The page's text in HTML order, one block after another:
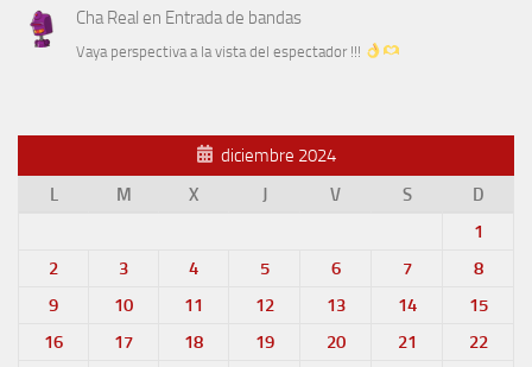
Cha Real en Entrada de bandas
Vaya perspectiva a la vista del espectador !!!
diciembre 2024
L
M X J V S
D
1
2
3 4 5 6 7
8
9
10 11 12 13 14
15
16
17 18 19 20 21
22